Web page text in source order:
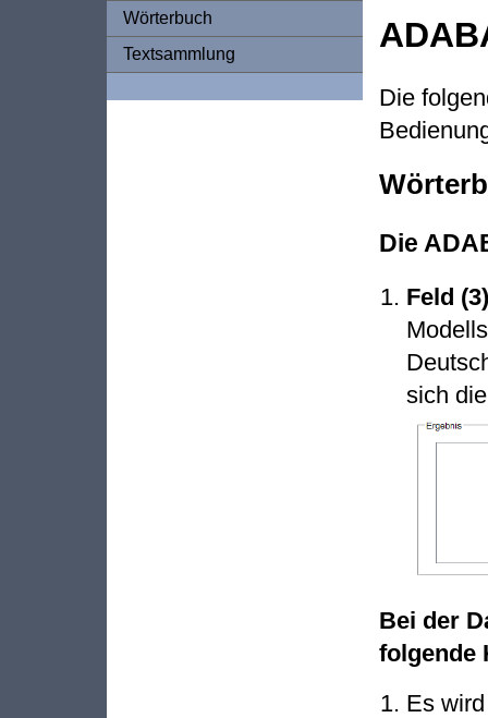
Wörterbuch
Textsammlung
Die
Die
Feld
sich
Bei der
folgende
Es